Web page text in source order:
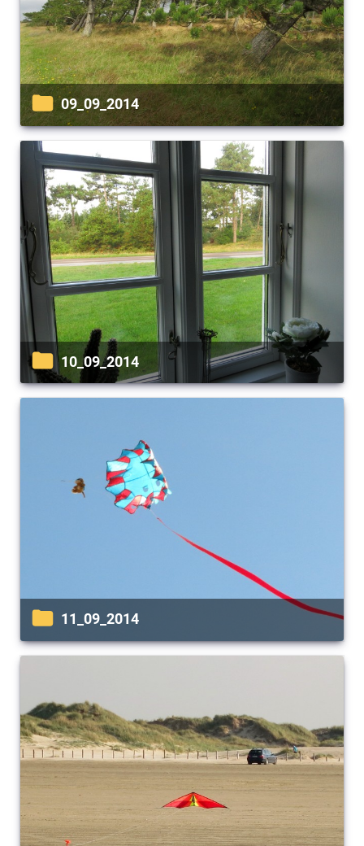
09_09_2014
10_09_2014
11_09_2014